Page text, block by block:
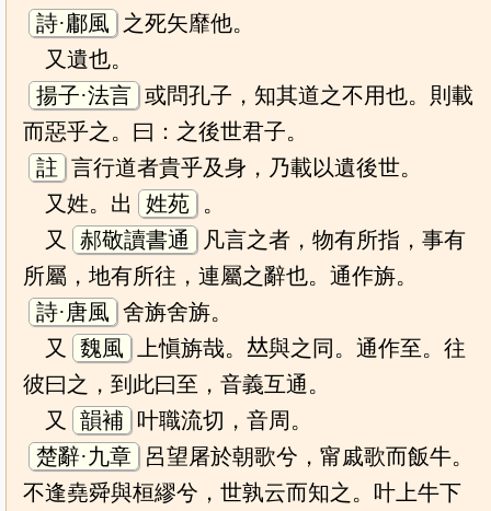
詩·鄘風
之死矢靡他。
又遺也。
揚子·法言 或問孔子，知其道之不用也。則載
而惡乎之。曰：之後世君子。
註 言行道者貴乎及身，乃載以遺後世。
又姓。出
姓苑
。
又
郝敬讀書通
凡言之者，物有所指，事有
所屬，地有所往，連屬之辭也。通作旃。
詩·唐風 舍旃舍旃。
又
魏風
上愼旃哉。𠀤與之同。通作至。往
彼曰之，到此曰至，音義互通。
又
韻補
叶職流切，音周。
楚辭·九章
呂望屠於朝歌兮，甯戚歌而飯牛。
不逢堯舜與桓繆兮，世孰云而知之。叶上牛下